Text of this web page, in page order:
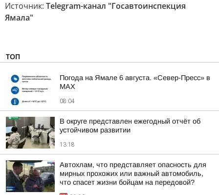
Источник: Telegram-канал "Госавтоинспекция
Ямала"
ТОП
Погода на Ямале 6 августа. «Север-Пресс» в
MAX
08:04
В округе представлен ежегодный отчёт об
устойчивом развитии
13:18
Автохлам, что представляет опасность для
мирных прохожих или важный автомобиль,
что спасет жизни бойцам на передовой?